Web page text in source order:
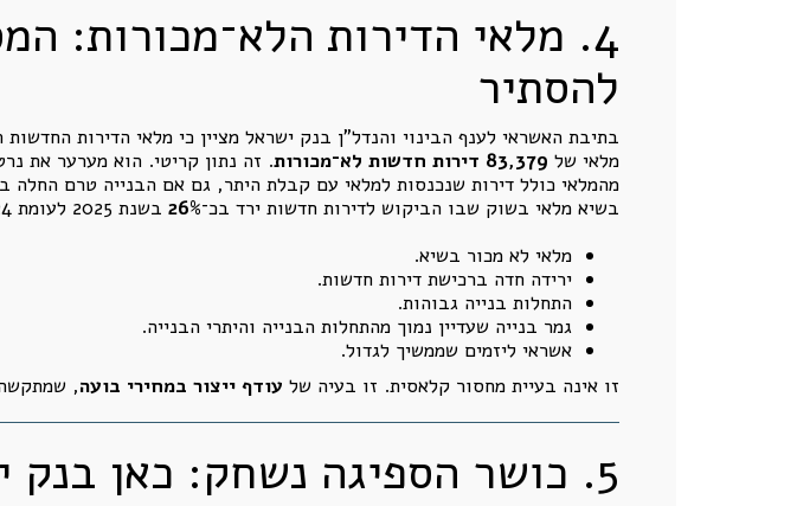
4. מלאי הדירות הלא־מכורות:
להסתיר
בתיבת האשראי לענף הבינוי והנדל"ן בנק ישראל מציין כי מלאי הדירות החדשות הלא־מכורות
מלאי של 83,379 דירות חדשות לא־מכורות
. זה נתון קריטי. הוא מערער את
מהמלאי כולל דירות שנכנסות למלאי עם קבלת היתר, גם אם הבנייה טרם החלה
בשיא מלאי בשוק שבו הביקוש לדירות חדשות ירד בכ־26% בשנת 2025 לעומת 2024.כלומר, יש כאן שילוב מסוכן:
מלאי לא מכור בשיא.
ירידה חדה ברכישת דירות חדשות.
התחלות בנייה גבוהות.
גמר בנייה שעדיין נמוך מהתחלות הבנייה והיתרי הבנייה.
אשראי ליזמים שממשיך לגדול.
זו אינה בעיית מחסור קלאסית. זו בעיה של עודף ייצור במחירי בועה, שמתקשה
5. כושר הספיגה נשחק: כאן בנק ישראל נותן את הנתון הכי חשוב